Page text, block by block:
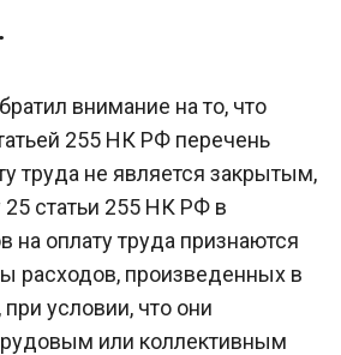
внимание на то, что
255 НК РФ перечень
труда не является закрытым,
25 статьи 255 НК РФ в
на оплату труда признаются
расходов, произведенных в
при условии, что они
или коллективным